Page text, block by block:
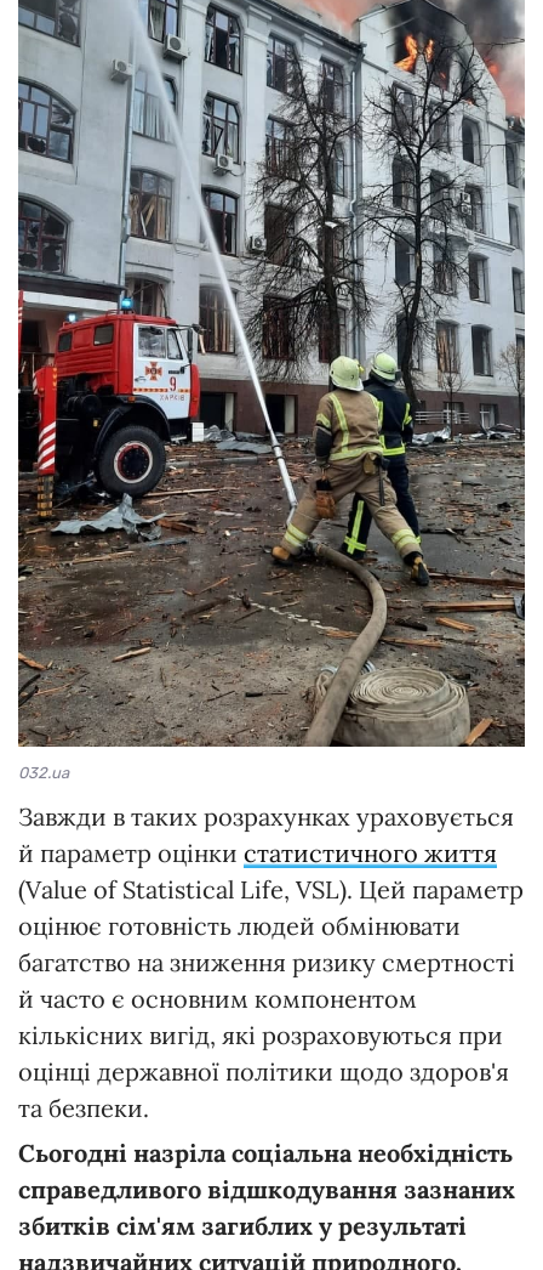
032.ua
Завжди в таких розрахунках ураховується
й параметр оцінки статистичного життя
(Value of Statistical Life, VSL). Цей параметр
оцінює готовність людей обмінювати
багатство на зниження ризику смертності
й часто є основним компонентом
кількісних вигід, які розраховуються при
оцінці державної політики щодо здоров'я
та безпеки.
Сьогодні назріла соціальна необхідність
справедливого відшкодування зазнаних
збитків сім'ям загиблих у результаті
надзвичайних ситуацій природного,